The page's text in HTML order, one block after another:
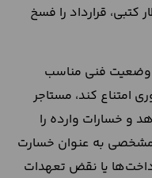
کتبی، قرارداد را فسخ
وضعیت فنی مناسب
امتناع کند، مستاجر
و خسارات وارده را
مشخصی به عنوان خسارت
یا نقض تعهدات